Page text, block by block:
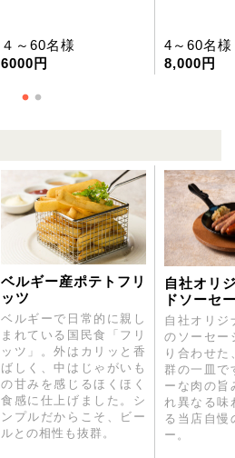
４～60名様
6000円
4～60名様
8,000円
ベルギー産ポテトフリ
ッツ
ベルギーで日常的に親し
まれている国民食「フリ
ッツ」。外はカリッと香
ばしく、中はじゃがいも
の甘みを感じるほくほく
食感に仕上げました。シ
ンプルだからこそ、ビー
ルとの相性も抜群。
自社オリ
ドソーセ
自社オリジ
のソーセー
り合わせ
群の一皿で
ーな肉の旨
れ異なる味
る当店自慢
ー。